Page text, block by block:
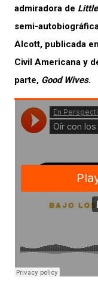
admiradora de
semi-
Alcott, publicada
Civil Americana y
parte, Good Wives.